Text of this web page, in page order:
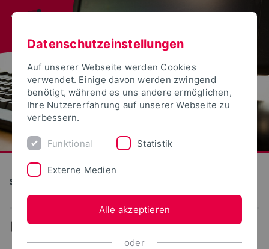
S(kim) - Service Kommunikation Information Medien
... Ereignisse-Termine
Datenschutzeinstellungen
Auf unserer Webseite werden Cookies
verwendet. Einige davon werden zwingend
benötigt, während es uns andere ermöglichen,
Ihre Nutzererfahrung auf unserer Webseite zu
verbessern.
Funktional Statistik
Externe Medien
Alle akzeptieren
oder